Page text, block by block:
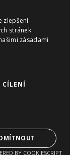
tvorba
zlepšení
stránek
zásadami
CÍLENÍ
BY COOKIESCRIPT